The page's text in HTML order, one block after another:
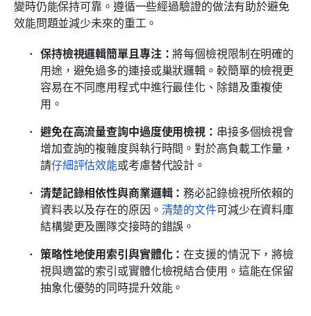
變時仍能保持可靠。遵循一些經過驗證的做法有助於避免
效能問題並減少未來的重工。
保持檢視邏輯簡單且專注：將每個檢視限制在明確的
用途，避免過多的連接或巢狀邏輯。較簡單的檢視更
容易在不同應用程式中進行最佳化、除錯及重複使
用。
避免在高流量查詢中過度使用檢視： 串接多個檢視會
增加查詢的複雜度與執行時間。對於高負載工作量，
請仔細評估效能或考慮替代設計。
清楚記錄相依性與商業邏輯：務必記錄檢視所依賴的
資料表以及存在的原因。 清楚的文件可減少在資料庫
結構變更及團隊交接時的錯誤。
策略性地使用索引與實體化：在支援的情況下，將檢
視與適當的索引或實體化檢視結合使用。這能在保留
抽象化優勢的同時提升效能。